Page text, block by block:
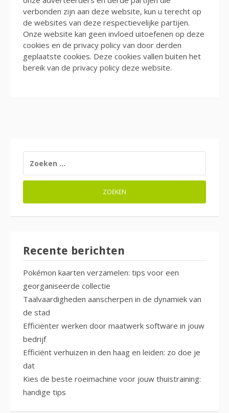
verbonden zijn aan deze website, kun u terecht op
de websites van deze respectievelijke partijen.
Onze website kan geen invloed uitoefenen op deze
cookies en de privacy policy van door derden
geplaatste cookies. Deze cookies vallen buiten het
bereik van de privacy policy deze website.
NAAR:
Recente berichten
Pokémon kaarten verzamelen: tips voor een
georganiseerde collectie
Taalvaardigheden aanscherpen in de dynamiek van
de stad
Efficiënter werken door maatwerk software in jouw
bedrijf
Efficiënt verhuizen in den haag en leiden: zo doe je
dat
Kies de beste roeimachine voor jouw thuistraining:
handige tips